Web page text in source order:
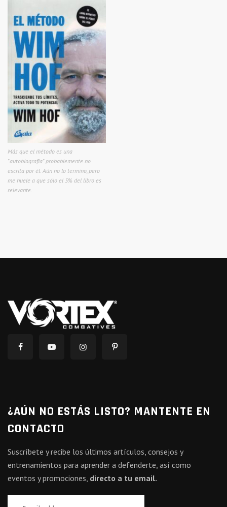
Más que el método es una
"autobiografía" probablemente no
escrita por él. Aún no lo termino, pero
me huele a que sólo el 5% del libro es
relevante.
¿AÚN NO ESTÁS LISTO? MANTENTE EN
CONTACTO
Suscríbete y recibe los últimos artículos, consejos y
entrenamientos para aprender a defenderte, así como
eventos y promociones, directo a tu email.